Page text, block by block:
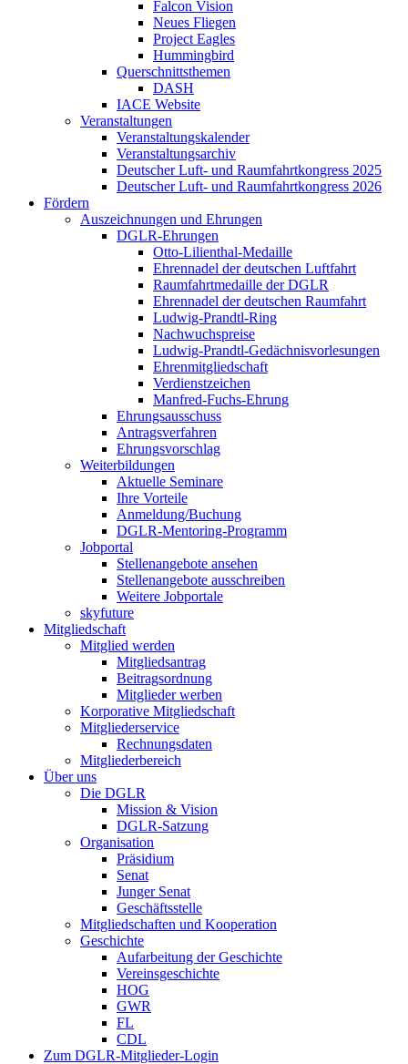
Falcon Vision
Neues Fliegen
Project Eagles
Hummingbird
Querschnittsthemen
DASH
IACE Website
Veranstaltungen
Veranstaltungskalender
Veranstaltungsarchiv
Deutscher Luft- und Raumfahrtkongress 2025
Deutscher Luft- und Raumfahrtkongress 2026
Fördern
Auszeichnungen und Ehrungen
DGLR-Ehrungen
Otto-Lilienthal-Medaille
Ehrennadel der deutschen Luftfahrt
Raumfahrtmedaille der DGLR
Ehrennadel der deutschen Raumfahrt
Ludwig-Prandtl-Ring
Nachwuchspreise
Ludwig-Prandtl-Gedächnisvorlesungen
Ehrenmitgliedschaft
Verdienstzeichen
Manfred-Fuchs-Ehrung
Ehrungsausschuss
Antragsverfahren
Ehrungsvorschlag
Weiterbildungen
Aktuelle Seminare
Ihre Vorteile
Anmeldung/Buchung
DGLR-Mentoring-Programm
Jobportal
Stellenangebote ansehen
Stellenangebote ausschreiben
Weitere Jobportale
skyfuture
Mitgliedschaft
Mitglied werden
Mitgliedsantrag
Beitragsordnung
Mitglieder werben
Korporative Mitgliedschaft
Mitgliederservice
Rechnungsdaten
Mitgliederbereich
Über uns
Die DGLR
Mission & Vision
DGLR-Satzung
Organisation
Präsidium
Senat
Junger Senat
Geschäftsstelle
Mitgliedschaften und Kooperation
Geschichte
Aufarbeitung der Geschichte
Vereinsgeschichte
HOG
GWR
FL
CDL
Zum DGLR-Mitglieder-Login